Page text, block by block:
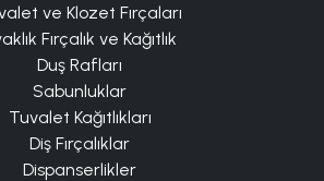
ve Klozet Fırçaları
Fırçalık ve Kağıtlık
Duş Rafları
Sabunluklar
Tuvalet Kağıtlıkları
Diş Fırçalıklar
Dispanserlikler